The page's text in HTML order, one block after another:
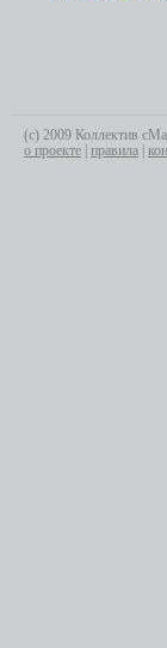
(с) 2009 Коллектив
о проекте
правила